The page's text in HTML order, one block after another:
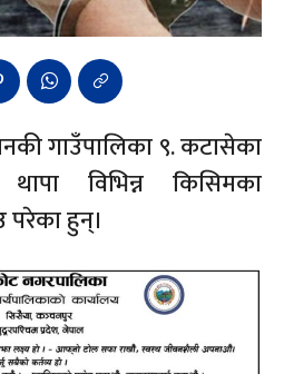
गाउँपालिका ९. कटासेका
विभिन्न किसिमका
हुन्।